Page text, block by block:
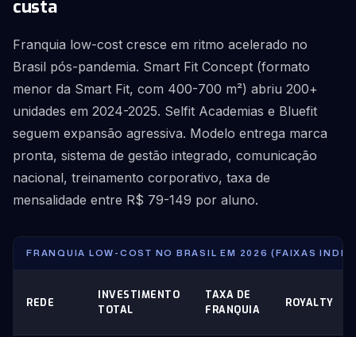
custa
Franquia low-cost cresce em ritmo acelerado no
Brasil pós-pandemia. Smart Fit Concept (formato
menor da Smart Fit, com 400-700 m²) abriu 200+
unidades em 2024-2025. Selfit Academias e Bluefit
seguem expansão agressiva. Modelo entrega marca
pronta, sistema de gestão integrado, comunicação
nacional, treinamento corporativo, taxa de
mensalidade entre R$ 79-149 por aluno.
FRANQUIA LOW-COST NO BRASIL EM 2026 (FAIXAS
REDE
INVESTIMENTO
TOTAL
TAXA DE
FRANQUIA
ROYALTY